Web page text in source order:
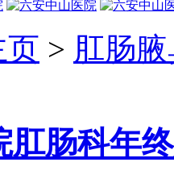
页 > 肛肠
肛肠科年